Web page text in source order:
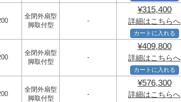
全閉外扇型
脚取付型
-
¥315,400
詳細はこちらへ
カートに入れる
全閉外扇型
脚取付型
-
¥409,800
詳細はこちらへ
カートに入れる
全閉外扇型
脚取付型
-
¥576,300
詳細はこちらへ